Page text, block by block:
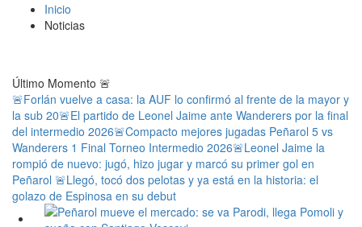
Inicio
Noticias
Último Momento 🚨
🚨Forlán vuelve a casa: la AUF lo confirmó al frente de la mayor y
la sub 20🚨El partido de Leonel Jaime ante Wanderers por la final
del intermedio 2026🚨Compacto mejores jugadas Peñarol 5 vs
Wanderers 1 Final Torneo Intermedio 2026🚨Leonel Jaime la
rompió de nuevo: jugó, hizo jugar y marcó su primer gol en
Peñarol 🚨Llegó, tocó dos pelotas y ya está en la historia: el
golazo de Espinosa en su debut